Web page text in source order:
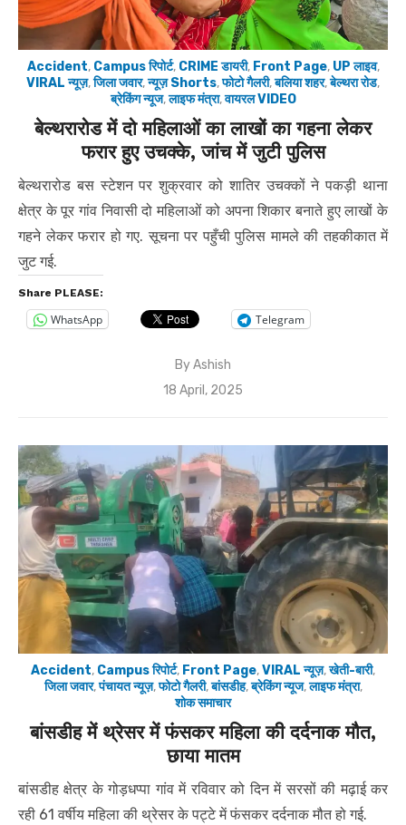
Accident, Campus रिपोर्ट, CRIME डायरी, Front Page, UP लाइव,
VIRAL न्यूज़,जिला जवार,न्यूज़ Shorts,फोटो गैलरी,बलिया शहर,बेल्थरा रोड,
ब्रेकिंग न्यूज,लाइफ मंत्रा,वायरल VIDEO
बेल्थरारोड में दो महिलाओं का लाखों का गहना लेकर
फरार हुए उचक्के, जांच में जुटी पुलिस
बेल्थरारोड बस स्टेशन पर शुक्रवार को शातिर उचक्कों ने पकड़ी थाना
क्षेत्र के पूर गांव निवासी दो महिलाओं को अपना शिकार बनाते हुए लाखों के
गहने लेकर फरार हो गए. सूचना पर पहुँची पुलिस मामले की तहकीकात में
जुट गई.
Share PLEASE:
WhatsApp Telegram
ByAshish
Posted
18 April, 2025
Accident, Campus रिपोर्ट, Front Page,VIRAL न्यूज़,खेती-बारी,
जिला जवार,पंचायत न्यूज़,फोटो गैलरी,बांसडीह,ब्रेकिंग न्यूज,लाइफ मंत्रा,
शोक समाचार
बांसडीह में थ्रेसर में फंसकर महिला की दर्दनाक मौत,
छाया मातम
बांसडीह क्षेत्र के गोड़धप्पा गांव में रविवार को दिन में सरसों की मढ़ाई कर
रही 61 वर्षीय महिला की थ्रेसर के पट्टे में फंसकर दर्दनाक मौत हो गई.